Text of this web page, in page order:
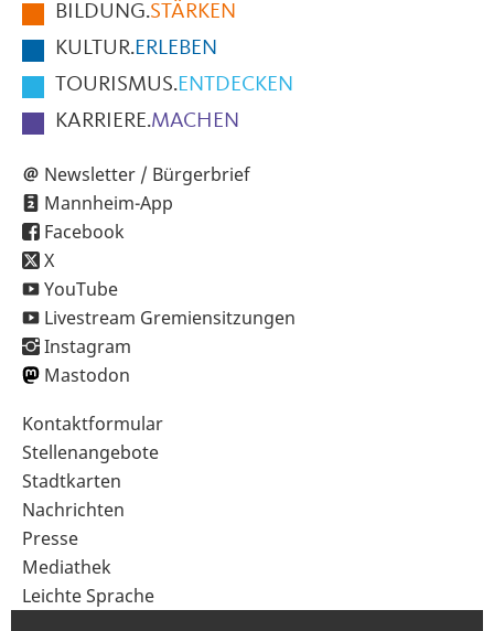
SeiteBILDUNG.STÄRKEN
KULTUR.ERLEBEN
TOURISMUS.ENTDECKEN
KARRIERE.MACHEN
Newsletter / Bürgerbrief
Mannheim-App
Facebook
X
YouTube
Livestream Gremiensitzungen
Instagram
Mastodon
Sekundärnavigation
im
Fußbereich
Kontaktformular
Stellenangebote
Stadtkarten
Nachrichten
Presse
Mediathek
Leichte Sprache